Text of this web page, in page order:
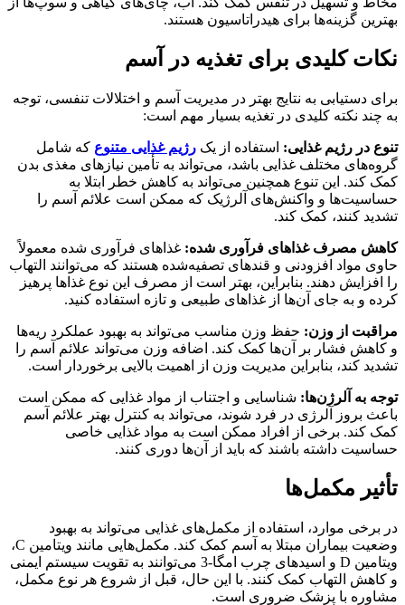
بهترین گزینه‌ها برای هیدراتاسیون هستند.
نکات کلیدی برای تغذیه در آسم
برای دستیابی به نتایج بهتر در مدیریت آسم و اختلالات تنفسی، توجه
به چند نکته کلیدی در تغذیه بسیار مهم است:
تنوع در رژیم غذایی: استفاده از یک رژیم غذایی متنوع که شامل
گروه‌های مختلف غذایی باشد، می‌تواند به تأمین نیازهای مغذی بدن
کمک کند. این تنوع همچنین می‌تواند به کاهش خطر ابتلا به
حساسیت‌ها و واکنش‌های آلرژیک که ممکن است علائم آسم را
تشدید کنند، کمک کند.
کاهش مصرف غذاهای فرآوری شده: غذاهای فرآوری شده معمولاً
حاوی مواد افزودنی و قندهای تصفیه‌شده هستند که می‌توانند التهاب
را افزایش دهند. بنابراین، بهتر است از مصرف این نوع غذاها پرهیز
کرده و به جای آن‌ها از غذاهای طبیعی و تازه استفاده کنید.
مراقبت از وزن: حفظ وزن مناسب می‌تواند به بهبود عملکرد ریه‌ها
و کاهش فشار بر آن‌ها کمک کند. اضافه وزن می‌تواند علائم آسم را
تشدید کند، بنابراین مدیریت وزن از اهمیت بالایی برخوردار است.
توجه به آلرژن‌ها: شناسایی و اجتناب از مواد غذایی که ممکن است
باعث بروز آلرژی در فرد شوند، می‌تواند به کنترل بهتر علائم آسم
کمک کند. برخی از افراد ممکن است به مواد غذایی خاصی
حساسیت داشته باشند که باید از آن‌ها دوری کنند.
تأثیر مکمل‌ها
در برخی موارد، استفاده از مکمل‌های غذایی می‌تواند به بهبود
وضعیت بیماران مبتلا به آسم کمک کند. مکمل‌هایی مانند ویتامین C،
ویتامین D و اسیدهای چرب امگا-3 می‌توانند به تقویت سیستم ایمنی
و کاهش التهاب کمک کنند. با این حال، قبل از شروع هر نوع مکمل،
مشاوره با پزشک ضروری است.